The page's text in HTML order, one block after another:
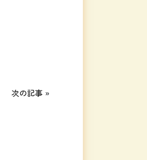
次の記事 »